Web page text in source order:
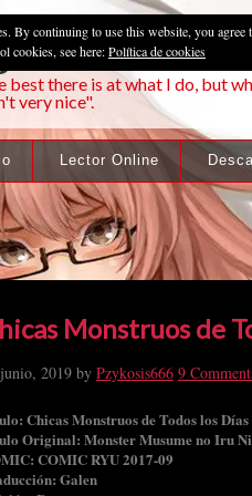
best there is at what I do, but
very nice".
Lector Online
Monstruos de
2019 by Pzykosis666 9
Chicas Monstruos de Todos los Días
Original: Monster Musume no Iru
COMIC RYU 2017-09
Galen
By continuing to use this website, you agree
cookies, see here:Política de cookies